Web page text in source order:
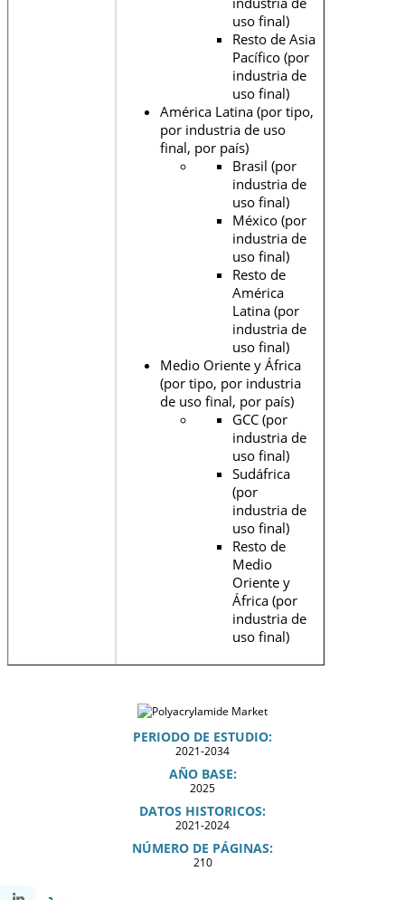
uso final)
Resto de Asia
Pacífico (por
industria de
uso final)
América Latina (por tipo,
por industria de uso
final, por país)
Brasil (por
industria de
uso final)
México (por
industria de
uso final)
Resto de
América
Latina (por
industria de
uso final)
Medio Oriente y África
(por tipo, por industria
de uso final, por país)
GCC (por
industria de
uso final)
Sudáfrica
(por
industria de
uso final)
Resto de
Medio
Oriente y
África (por
industria de
uso final)
PERIODO DE ESTUDIO:
2021-2034
AÑO BASE:
2025
DATOS HISTORICOS:
2021-2024
NÚMERO DE PÁGINAS:
210